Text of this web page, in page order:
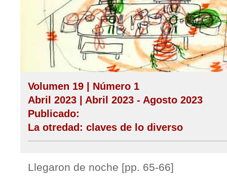
Volumen 19 | Número 1
Abril 2023 | Abril 2023 - Agosto 2023
Publicado:
La otredad: claves de lo diverso
Llegaron de noche [pp. 65-66]